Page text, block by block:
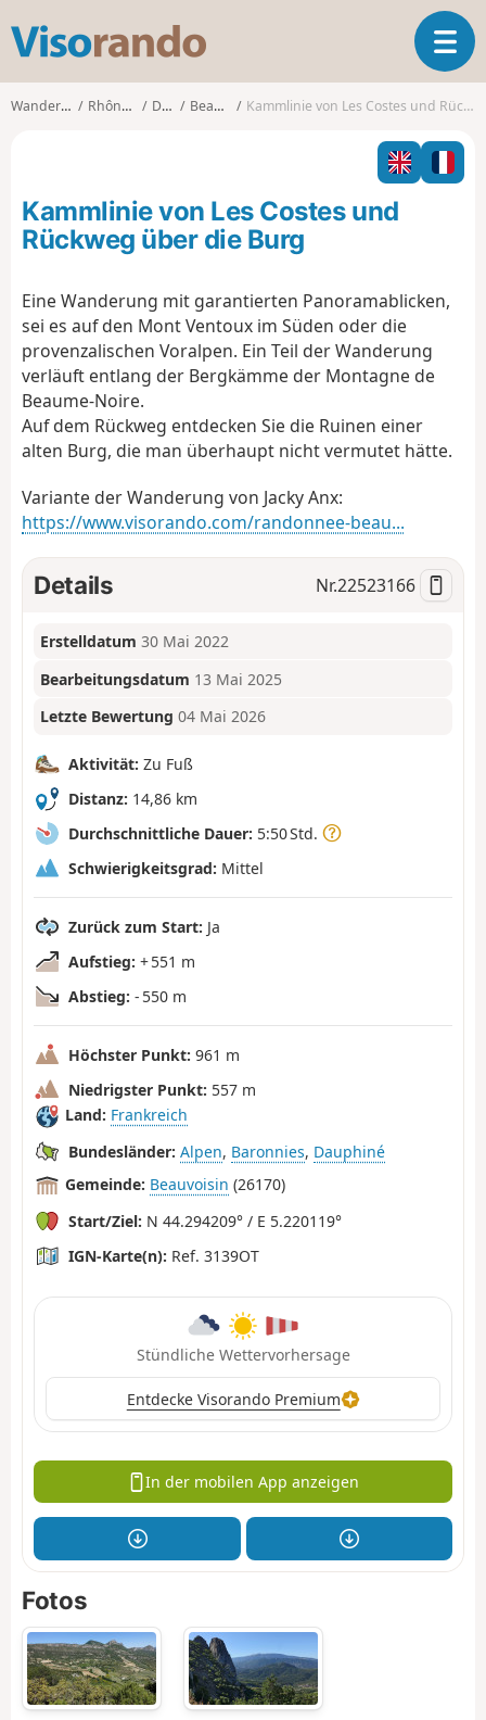
s
o
o
T
o
g
l
n
a
Wanderungen Rhône-Alpes Drôme Beauvoisin Kammlinie von Les Costes und Rückweg über die Burg
Kammlinie von Les Costes und
Rückweg über die Burg
Eine Wanderung mit garantierten Panoramablicken,
sei es auf den Mont Ventoux im Süden oder die
provenzalischen Voralpen. Ein Teil der Wanderung
verläuft entlang der Bergkämme der Montagne de
Beaume-Noire.
Auf dem Rückweg entdecken Sie die Ruinen einer
alten Burg, die man überhaupt nicht vermutet hätte.
Variante der Wanderung von Jacky Anx:
https://www.visorando.com/randonnee-beau...
Details Nr.22523166
Erstelldatum 30 Mai 2022
Bearbeitungsdatum 13 Mai 2025
Letzte Bewertung 04 Mai 2026
Aktivität: Zu Fuß
Distanz: 14,86 km
Durchschnittliche Dauer: 5:50 Std.
Schwierigkeitsgrad: Mittel
Zurück zum Start: Ja
Aufstieg: + 551 m
Abstieg: - 550 m
Höchster Punkt: 961 m
Niedrigster Punkt: 557 m
Land: Frankreich
Bundesländer: Alpen, Baronnies, Dauphiné
Gemeinde: Beauvoisin (26170)
Start/Ziel: N 44.294209° / E 5.220119°
IGN-Karte(n): Ref. 3139OT
Stündliche Wettervorhersage
Entdecke Visorando Premium
In der mobilen App anzeigen
Fotos